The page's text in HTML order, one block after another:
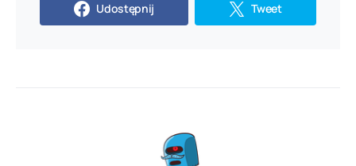
Udostępnij Tweet